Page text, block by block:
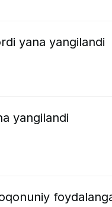
yana yangilandi
yangilandi